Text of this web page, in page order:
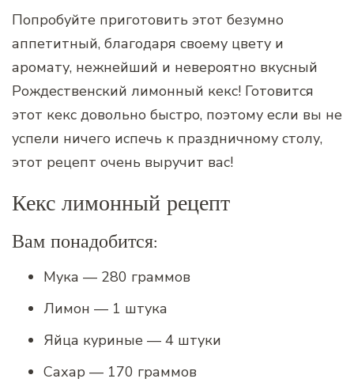
Попробуйте приготовить этот безумно
аппетитный, благодаря своему цвету и
аромату, нежнейший и невероятно вкусный
Рождественский лимонный кекс! Готовится
этот кекс довольно быстро, поэтому если вы не
успели ничего испечь к праздничному столу,
этот рецепт очень выручит вас!
Кекс лимонный рецепт
Вам понадобится:
Мука — 280 граммов
Лимон — 1 штука
Яйца куриные — 4 штуки
Сахар — 170 граммов